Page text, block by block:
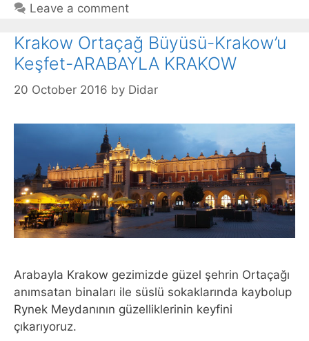
Leave a comment
Krakow Ortaçağ Büyüsü-Krakow’u
Keşfet-ARABAYLA KRAKOW
20 October 2016 by Didar
Arabayla Krakow gezimizde güzel şehrin Ortaçağı
anımsatan binaları ile süslü sokaklarında kaybolup
Rynek Meydanının güzelliklerinin keyfini
çıkarıyoruz.